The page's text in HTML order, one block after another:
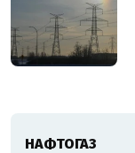
НАФТОГАЗ